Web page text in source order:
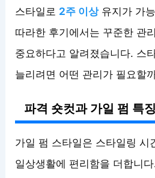
스타일로 2주 이상유지가 가
따라한 후기에서는 꾸준한 관
중요하다고 알려졌습니다. 스
늘리려면 어떤 관리가 필요할
파격 숏컷과 가일 펌 특징
가일 펌 스타일은 스타일링 시
일상생활에 편리함을 더합니